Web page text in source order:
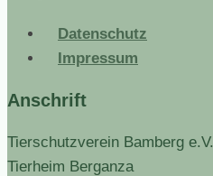
Datenschutz
Impressum
Anschrift
Tierschutzverein Bamberg e.V.
Tierheim Berganza